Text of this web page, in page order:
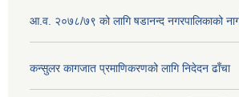
आ.व. २०७८/७९ को लागि षडानन्द नगरपालिकाको
कन्सुलर कागजात प्रमाणिकरणको लागि निदेदन ढाँचा